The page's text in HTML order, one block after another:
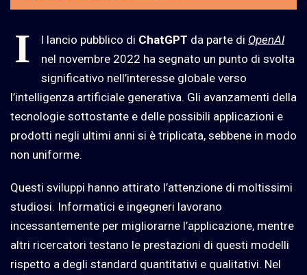
I l lancio pubblico di ChatGPT da parte di OpenAI
nel novembre 2022 ha segnato un punto di svolta
significativo nell’interesse globale verso
l’intelligenza artificiale generativa. Gli avanzamenti della
tecnologie sottostante e delle possibili applicazioni e
prodotti negli ultimi anni si è triplicata, sebbene in modo
non uniforme.
Questi sviluppi hanno attirato l’attenzione di moltissimi
studiosi. Informatici e ingegneri lavorano
incessantemente per migliorarne l’applicazione, mentre
altri ricercatori testano le prestazioni di questi modelli
rispetto a degli standard quantitativi e qualitativi. Nel